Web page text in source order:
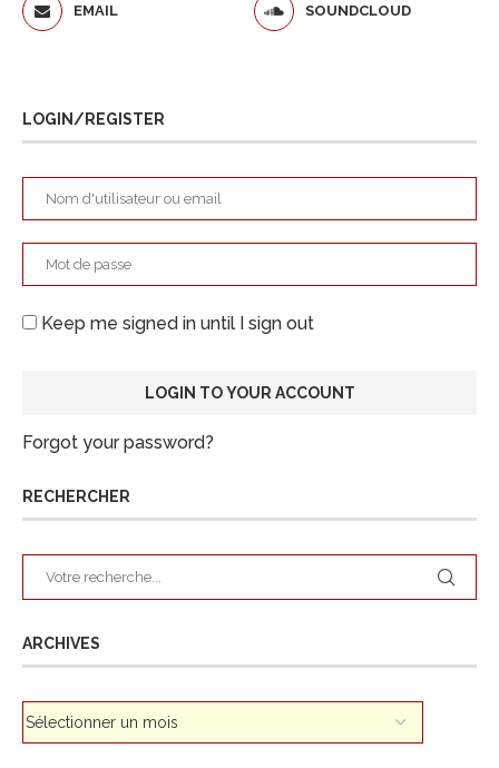
EMAIL SOUNDCLOUD
LOGIN/REGISTER
Keep me signed in until I sign out
Forgot your password?
RECHERCHER
ARCHIVES